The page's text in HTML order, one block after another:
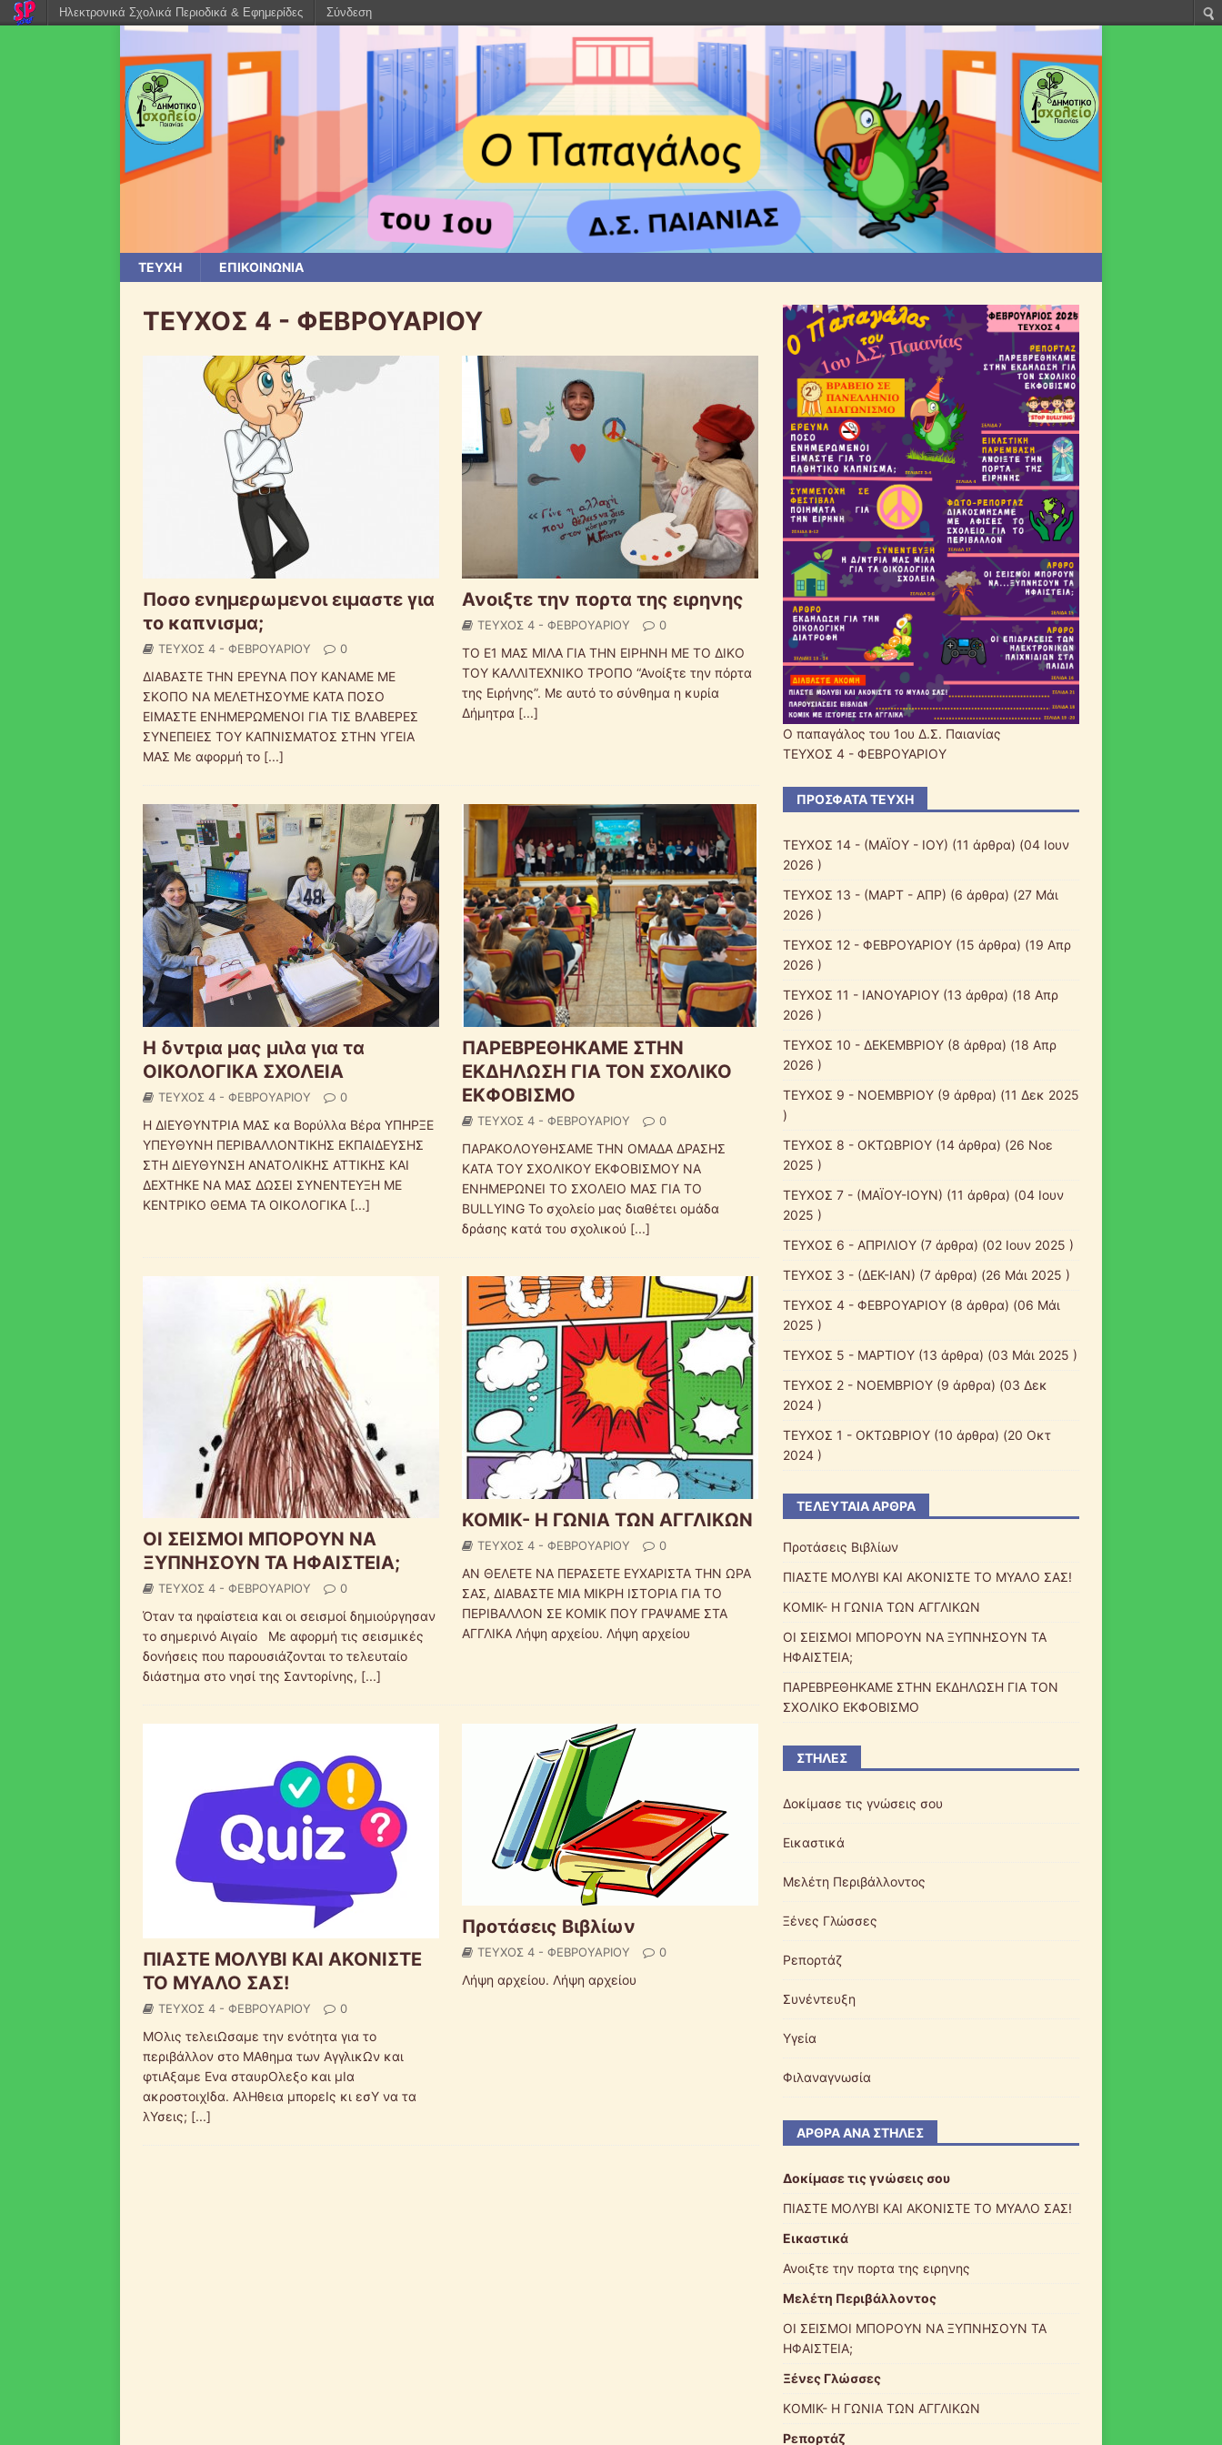
ΤΕΥΧΗ ΕΠΙΚΟΙΝΩΝΙΑ
ΤΕΥΧΟΣ 4 - ΦΕΒΡΟΥΑΡΙΟΥ
Ποσο ενημερωμενοι ειμαστε για
το καπνισμα;
ΤΕΥΧΟΣ 4 - ΦΕΒΡΟΥΑΡΙΟΥ 0
ΔΙΑΒΑΣΤΕ ΤΗΝ ΕΡΕΥΝΑ ΠΟΥ ΚΑΝΑΜΕ ΜΕ
ΣΚΟΠΟ ΝΑ ΜΕΛΕΤΗΣΟΥΜΕ ΚΑΤΑ ΠΟΣΟ
ΕΙΜΑΣΤΕ ΕΝΗΜΕΡΩΜΕΝΟΙ ΓΙΑ ΤΙΣ ΒΛΑΒΕΡΕΣ
ΣΥΝΕΠΕΙΕΣ ΤΟΥ ΚΑΠΝΙΣΜΑΤΟΣ ΣΤΗΝ ΥΓΕΙΑ
ΜΑΣ Με αφορμή το [...]
Ανοιξτε την πορτα της ειρηνης
ΤΕΥΧΟΣ 4 - ΦΕΒΡΟΥΑΡΙΟΥ 0
ΤΟ Ε1 ΜΑΣ ΜΙΛΑ ΓΙΑ ΤΗΝ ΕΙΡΗΝΗ ΜΕ ΤΟ ΔΙΚΟ
ΤΟΥ ΚΑΛΛΙΤΕΧΝΙΚΟ ΤΡΟΠΟ “Ανοίξτε την πόρτα
της Ειρήνης”. Με αυτό το σύνθημα η κυρία
Δήμητρα [...]
Η δντρια μας μιλα για τα
ΟΙΚΟΛΟΓΙΚΑ ΣΧΟΛΕΙΑ
ΤΕΥΧΟΣ 4 - ΦΕΒΡΟΥΑΡΙΟΥ 0
Η ΔΙΕΥΘΥΝΤΡΙΑ ΜΑΣ κα Βορύλλα Βέρα ΥΠΗΡΞΕ
ΥΠΕΥΘΥΝΗ ΠΕΡΙΒΑΛΛΟΝΤΙΚΗΣ ΕΚΠΑΙΔΕΥΣΗΣ
ΣΤΗ ΔΙΕΥΘΥΝΣΗ ΑΝΑΤΟΛΙΚΗΣ ΑΤΤΙΚΗΣ ΚΑΙ
ΔΕΧΤΗΚΕ ΝΑ ΜΑΣ ΔΩΣΕΙ ΣΥΝΕΝΤΕΥΞΗ ΜΕ
ΚΕΝΤΡΙΚΟ ΘΕΜΑ ΤΑ ΟΙΚΟΛΟΓΙΚΑ [...]
ΠΑΡΕΒΡΕΘΗΚΑΜΕ ΣΤΗΝ
ΕΚΔΗΛΩΣΗ ΓΙΑ ΤΟΝ ΣΧΟΛΙΚΟ
ΕΚΦΟΒΙΣΜΟ
ΤΕΥΧΟΣ 4 - ΦΕΒΡΟΥΑΡΙΟΥ 0
ΠΑΡΑΚΟΛΟΥΘΗΣΑΜΕ ΤΗΝ ΟΜΑΔΑ ΔΡΑΣΗΣ
ΚΑΤΑ ΤΟΥ ΣΧΟΛΙΚΟΥ ΕΚΦΟΒΙΣΜΟΥ ΝΑ
ΕΝΗΜΕΡΩΝΕΙ ΤΟ ΣΧΟΛΕΙΟ ΜΑΣ ΓΙΑ ΤΟ
BULLYING Το σχολείο μας διαθέτει ομάδα
δράσης κατά του σχολικού [...]
ΟΙ ΣΕΙΣΜΟΙ ΜΠΟΡΟΥΝ ΝΑ
ΞΥΠΝΗΣΟΥΝ ΤΑ ΗΦΑΙΣΤΕΙΑ;
ΤΕΥΧΟΣ 4 - ΦΕΒΡΟΥΑΡΙΟΥ 0
Όταν τα ηφαίστεια και οι σεισμοί δημιούργησαν
το σημερινό Αιγαίο Με αφορμή τις σεισμικές
δονήσεις που παρουσιάζονται το τελευταίο
διάστημα στο νησί της Σαντορίνης, [...]
ΚΟΜΙΚ- Η ΓΩΝΙΑ ΤΩΝ ΑΓΓΛΙΚΩΝ
ΤΕΥΧΟΣ 4 - ΦΕΒΡΟΥΑΡΙΟΥ 0
ΑΝ ΘΕΛΕΤΕ ΝΑ ΠΕΡΑΣΕΤΕ ΕΥΧΑΡΙΣΤΑ ΤΗΝ ΩΡΑ
ΣΑΣ, ΔΙΑΒΑΣΤΕ ΜΙΑ ΜΙΚΡΗ ΙΣΤΟΡΙΑ ΓΙΑ ΤΟ
ΠΕΡΙΒΑΛΛΟΝ ΣΕ ΚΟΜΙΚ ΠΟΥ ΓΡΑΨΑΜΕ ΣΤΑ
ΑΓΓΛΙΚΑ Λήψη αρχείου. Λήψη αρχείου
ΠΙΑΣΤΕ ΜΟΛΥΒΙ ΚΑΙ ΑΚΟΝΙΣΤΕ
ΤΟ ΜΥΑΛΟ ΣΑΣ!
ΤΕΥΧΟΣ 4 - ΦΕΒΡΟΥΑΡΙΟΥ 0
ΜΟλις τελειΩσαμε την ενότητα για το
περιβάλλον στο ΜΑθημα των ΑγγλικΩν και
φτιΑξαμε Ενα σταυρΟλεξο και μΙα
ακροστοιχΙδα. ΑλΗθεια μπορεΙς κι εσΥ να τα
λΥσεις; [...]
Προτάσεις Βιβλίων
ΤΕΥΧΟΣ 4 - ΦΕΒΡΟΥΑΡΙΟΥ 0
Λήψη αρχείου. Λήψη αρχείου
Ο παπαγάλος του 1ου Δ.Σ. Παιανίας
ΤΕΥΧΟΣ 4 - ΦΕΒΡΟΥΑΡΙΟΥ
ΠΡΌΣΦΑΤΑ ΤΕΎΧΗ
ΤΕΥΧΟΣ 14 - (ΜΑΪΟΥ - ΙΟΥ) (11 άρθρα) (04 Ιουν
2026 )
ΤΕΥΧΟΣ 13 - (ΜΑΡΤ - ΑΠΡ) (6 άρθρα) (27 Μάι
2026 )
ΤΕΥΧΟΣ 12 - ΦΕΒΡΟΥΑΡΙΟΥ(15 άρθρα) (19 Απρ
2026 )
ΤΕΥΧΟΣ 11 - ΙΑΝΟΥΑΡΙΟΥ(13 άρθρα) (18 Απρ
2026 )
ΤΕΥΧΟΣ 10 - ΔΕΚΕΜΒΡΙΟΥ(8 άρθρα) (18 Απρ
2026 )
ΤΕΥΧΟΣ 9 - ΝΟΕΜΒΡΙΟΥ(9 άρθρα) (11 Δεκ 2025
)
ΤΕΥΧΟΣ 8 - ΟΚΤΩΒΡΙΟΥ(14 άρθρα) (26 Νοε
2025 )
ΤΕΥΧΟΣ 7 - (ΜΑΪΟΥ-ΙΟΥΝ) (11 άρθρα) (04 Ιουν
2025 )
ΤΕΥΧΟΣ 6 - ΑΠΡΙΛΙΟΥ(7 άρθρα) (02 Ιουν 2025 )
ΤΕΥΧΟΣ 3 - (ΔΕΚ-ΙΑΝ) (7 άρθρα) (26 Μάι 2025 )
ΤΕΥΧΟΣ 4 - ΦΕΒΡΟΥΑΡΙΟΥ(8 άρθρα) (06 Μάι
2025 )
ΤΕΥΧΟΣ 5 - ΜΑΡΤΙΟΥ(13 άρθρα) (03 Μάι 2025 )
ΤΕΥΧΟΣ 2 - ΝΟΕΜΒΡΙΟΥ(9 άρθρα) (03 Δεκ
2024 )
ΤΕΥΧΟΣ 1 - ΟΚΤΩΒΡΙΟΥ(10 άρθρα) (20 Οκτ
2024 )
ΤΕΛΕΥΤΑΊΑ ΆΡΘΡΑ
Προτάσεις Βιβλίων
ΠΙΑΣΤΕ ΜΟΛΥΒΙ ΚΑΙ ΑΚΟΝΙΣΤΕ ΤΟ ΜΥΑΛΟ ΣΑΣ!
ΚΟΜΙΚ- Η ΓΩΝΙΑ ΤΩΝ ΑΓΓΛΙΚΩΝ
ΟΙ ΣΕΙΣΜΟΙ ΜΠΟΡΟΥΝ ΝΑ ΞΥΠΝΗΣΟΥΝ ΤΑ
ΗΦΑΙΣΤΕΙΑ;
ΠΑΡΕΒΡΕΘΗΚΑΜΕ ΣΤΗΝ ΕΚΔΗΛΩΣΗ ΓΙΑ ΤΟΝ
ΣΧΟΛΙΚΟ ΕΚΦΟΒΙΣΜΟ
ΣΤΉΛΕΣ
Δοκίμασε τις γνώσεις σου
Εικαστικά
Μελέτη Περιβάλλοντος
Ξένες Γλώσσες
Ρεπορτάζ
Συνέντευξη
Υγεία
Φιλαναγνωσία
ΆΡΘΡΑ ΑΝΆ ΣΤΉΛΕΣ
Δοκίμασε τις γνώσεις σου
ΠΙΑΣΤΕ ΜΟΛΥΒΙ ΚΑΙ ΑΚΟΝΙΣΤΕ ΤΟ ΜΥΑΛΟ ΣΑΣ!
Εικαστικά
Ανοιξτε την πορτα της ειρηνης
Μελέτη Περιβάλλοντος
ΟΙ ΣΕΙΣΜΟΙ ΜΠΟΡΟΥΝ ΝΑ ΞΥΠΝΗΣΟΥΝ ΤΑ
ΗΦΑΙΣΤΕΙΑ;
Ξένες Γλώσσες
ΚΟΜΙΚ- Η ΓΩΝΙΑ ΤΩΝ ΑΓΓΛΙΚΩΝ
Ρεπορτάζ
Ηλεκτρονικά Σχολικά Περιοδικά & Εφημερίδες Σύνδεση